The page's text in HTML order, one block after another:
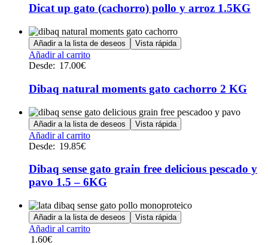
múltiples
variantes.
Las
opciones
se
pueden
la
de
producto
Dicat up gato (cachorro) pollo y arroz 1.5KG
Añadir a la lista de deseos Vista rápida
Añadir al carritoEste
múltiples
variantes.
Las
opciones
se
pueden
la
página
producto
Desde: 17.00€
Dibaq natural moments gato cachorro 2 KG
Añadir a la lista de deseos Vista rápida
Añadir al carritoEste
múltiples
variantes.
Las
se
pueden
elegir
Desde: 19.85€
Dibaq sense gato grain free delicious pescado y
pavo 1.5 – 6KG
Añadir a la lista de deseos Vista rápida
Añadir al carrito
1.60€